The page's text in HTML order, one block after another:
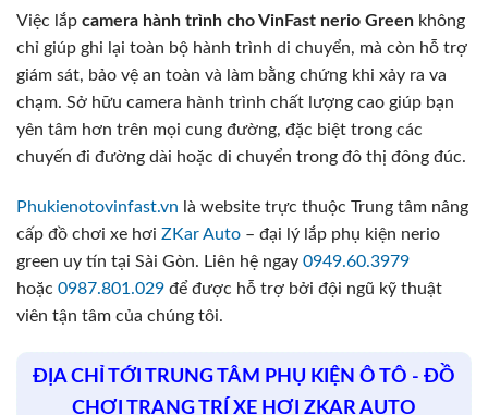
Việc lắp camera hành trình cho VinFast nerio Green không
chỉ giúp ghi lại toàn bộ hành trình di chuyển, mà còn hỗ trợ
giám sát, bảo vệ an toàn và làm bằng chứng khi xảy ra va
chạm. Sở hữu camera hành trình chất lượng cao giúp bạn
yên tâm hơn trên mọi cung đường, đặc biệt trong các
chuyến đi đường dài hoặc di chuyển trong đô thị đông đúc.
Phukienotovinfast.vn là website trực thuộc Trung tâm nâng
cấp đồ chơi xe hơi ZKar Auto – đại lý lắp phụ kiện nerio
green uy tín tại Sài Gòn. Liên hệ ngay 0949.60.3979
hoặc 0987.801.029 để được hỗ trợ bởi đội ngũ kỹ thuật
viên tận tâm của chúng tôi.
ĐỊA CHỈ TỚI TRUNG TÂM PHỤ KIỆN Ô TÔ - ĐỒ
CHƠI TRANG TRÍ XE HƠI ZKAR AUTO